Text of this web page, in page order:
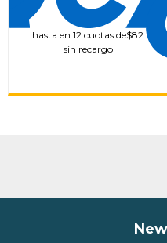
hasta en 12 cuotas de$82
sin recargo